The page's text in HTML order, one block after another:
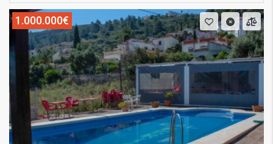
1.000.000€